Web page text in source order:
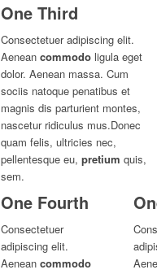
One Third
Consectetuer adipiscing elit.
Aenean commodo ligula eget
dolor. Aenean massa. Cum
sociis natoque penatibus et
magnis dis parturient montes,
nascetur ridiculus mus.Donec
quam felis, ultricies nec,
pellentesque eu, pretium quis,
sem.
One Fourth
Consectetuer
adipiscing elit.
Aenean commodo